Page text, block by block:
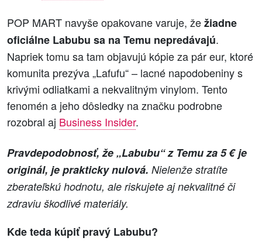
POP MART navyše opakovane varuje, žežiadne
oficiálne Labubu sa na Temu nepredávajú.
Napriek tomu sa tam objavujú kópie za pár eur, ktoré
komunita prezýva „Lafufu“ – lacné napodobeniny s
krivými odliatkami a nekvalitným vinylom. Tento
fenomén a jeho dôsledky na značku podrobne
rozobral aj Business Insider.
Pravdepodobnosť, že „Labubu“ z Temu za 5 € je
originál, je prakticky nulová. Nielenže stratíte
zberateľskú hodnotu, ale riskujete aj nekvalitné či
zdraviu škodlivé materiály.
Kde teda kúpiť pravý Labubu?